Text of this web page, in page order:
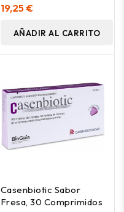
19,25 €
AÑADIR AL CARRITO
Casenbiotic Sabor
Fresa, 30 Comprimidos